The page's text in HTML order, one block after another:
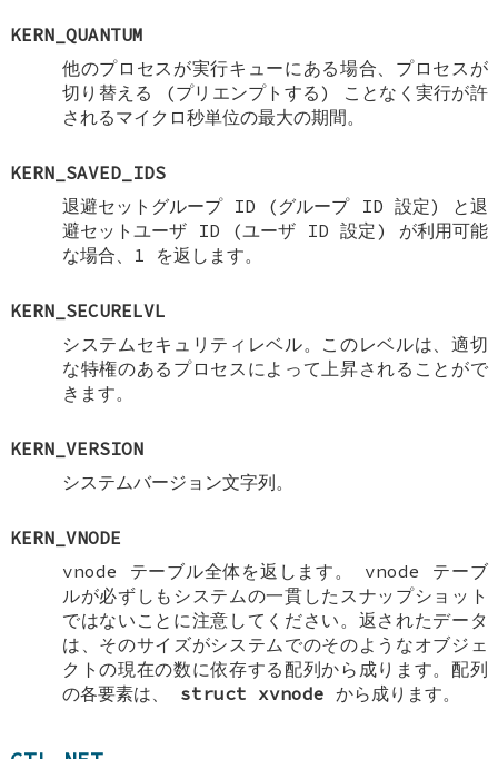
KERN_QUANTUM
他のプロセスが実行キューにある場合、プロセスが
切り替える (プリエンプトする) ことなく実行が許
されるマイクロ秒単位の最大の期間。
KERN_SAVED_IDS
退避セットグループ ID (グループ ID 設定) と退
避セットユーザ ID (ユーザ ID 設定) が利用可能
な場合、1 を返します。
KERN_SECURELVL
システムセキュリティレベル。このレベルは、適切
な特権のあるプロセスによって上昇されることがで
きます。
KERN_VERSION
システムバージョン文字列。
KERN_VNODE
vnode テーブル全体を返します。 vnode テーブ
ルが必ずしもシステムの一貫したスナップショット
ではないことに注意してください。返されたデータ
は、そのサイズがシステムでのそのようなオブジェ
クトの現在の数に依存する配列から成ります。配列
の各要素は、 struct xvnode から成ります。